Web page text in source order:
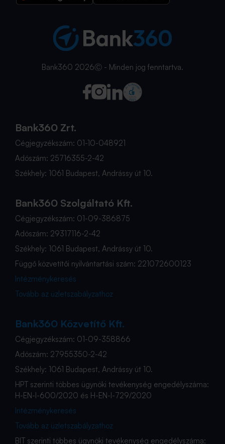
Bank360 2026Ⓒ - Minden jog fenntartva.
Bank360 Zrt.
Cégjegyzékszám: 01-10-048921
Adószám: 25716355-2-42
Székhely: 1061 Budapest, Andrássy út 10.
Bank360 Szolgáltató Kft.
Cégjegyzékszám: 01-09-386875
Adószám: 29317116-2-42
Székhely: 1061 Budapest, Andrássy út 10.
Függő közvetítői nyilvántartási szám: 221072600123
Intézménykeresés
Tovább az üzletszabályzathoz
Bank360 Közvetítő Kft.
Cégjegyzékszám: 01-09-358866
Adószám: 27955350-2-42
Székhely: 1061 Budapest, Andrássy út 10.
HPT szerinti többes ügynöki tevékenység engedélyszáma:
H-EN-I-600/2020 és H-EN-I-729/2020
Intézménykeresés
Tovább az üzletszabályzathoz
BIT szerinti többes ügynöki tevékenység engedélyszáma: